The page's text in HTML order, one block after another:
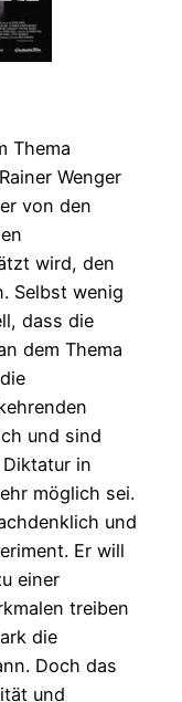
Thema
Wenger
von den
wird, den
Selbst wenig
dass die
dem Thema
und sind
in
möglich sei.
und
Er will
einer
treiben
die
Doch das
und